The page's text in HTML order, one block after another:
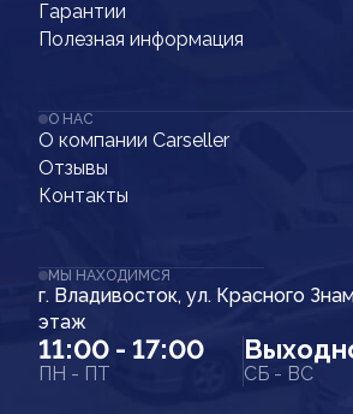
Гарантии
Полезная информация
О НАС
О компании Carseller
Отзывы
Контакты
МЫ НАХОДИМСЯ
г. Владивосток, ул. Красного
этаж
11:00 - 17:00
ПН - ПТ СБ - ВС